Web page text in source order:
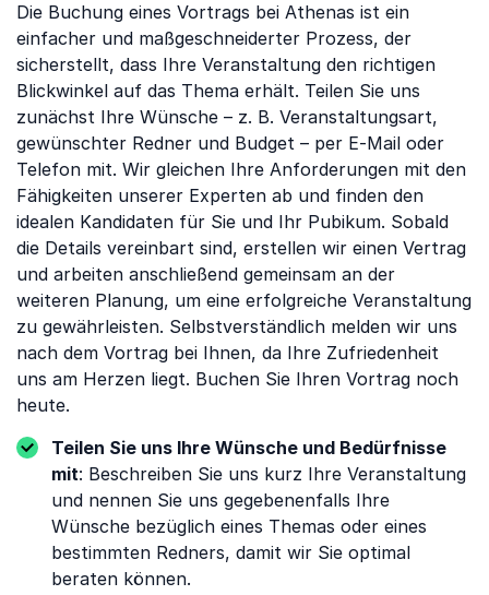
Die Buchung eines Vortrags bei Athenas ist ein
einfacher und maßgeschneiderter Prozess, der
sicherstellt, dass Ihre Veranstaltung den richtigen
Blickwinkel auf das Thema erhält. Teilen Sie uns
zunächst Ihre Wünsche – z. B. Veranstaltungsart,
gewünschter Redner und Budget – per E-Mail oder
Telefon mit. Wir gleichen Ihre Anforderungen mit den
Fähigkeiten unserer Experten ab und finden den
idealen Kandidaten für Sie und Ihr Pubikum. Sobald
die Details vereinbart sind, erstellen wir einen Vertrag
und arbeiten anschließend gemeinsam an der
weiteren Planung, um eine erfolgreiche Veranstaltung
zu gewährleisten. Selbstverständlich melden wir uns
nach dem Vortrag bei Ihnen, da Ihre Zufriedenheit
uns am Herzen liegt. Buchen Sie Ihren Vortrag noch
heute.
Teilen Sie uns Ihre Wünsche und Bedürfnisse
mit: Beschreiben Sie uns kurz Ihre Veranstaltung
und nennen Sie uns gegebenenfalls Ihre
Wünsche bezüglich eines Themas oder eines
bestimmten Redners, damit wir Sie optimal
beraten können.